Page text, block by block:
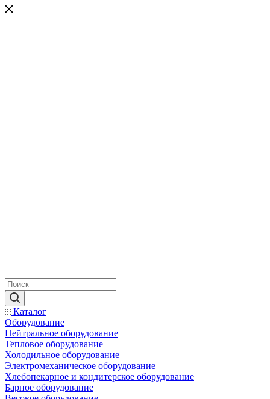
Каталог
Оборудование
Нейтральное оборудование
Тепловое оборудование
Холодильное оборудование
Электромеханическое оборудование
Хлебопекарное и кондитерское оборудование
Барное оборудование